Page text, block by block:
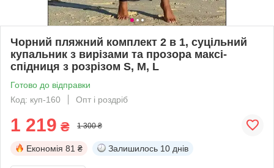
Чорний пляжний комплект 2 в 1, суцільний
купальник з вирізами та прозора максі-
спідниця з розрізом S, M, L
Готово до відправки
Код: куп-160
Опт і роздріб
1 219 ₴ 1 300 ₴
Економія 81 ₴ Залишилось 10 днів